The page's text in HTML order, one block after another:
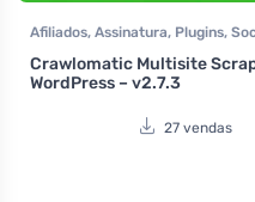
Afiliados, Assinatura, Plugins,
Crawlomatic Multisite
WordPress – v2.7.3
27 vendas